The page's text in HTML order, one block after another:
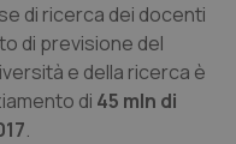
di ricerca dei docenti
di previsione del
e della ricerca è
di 45 mln di
.